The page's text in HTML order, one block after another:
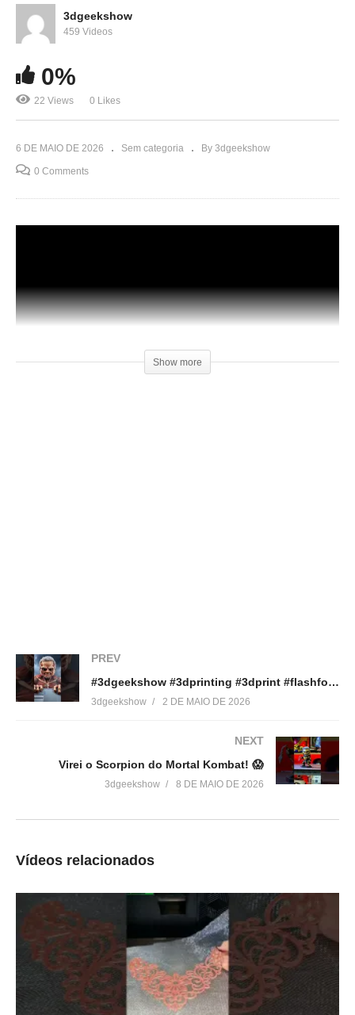
3dgeekshow
459 Videos
0%
22 Views 0 Likes
6 DE MAIO DE 2026 Sem categoria By 3dgeekshow
0 Comments
– Boa Impressão 3D
30 de setembro de 2017
Em "Reviews"
Show more
PREV
#3dgeekshow #3dprinting #3dprint #flashforge #impressão3d #maker #attackontitan
3dgeekshow 2 DE MAIO DE 2026
NEXT
Virei o Scorpion do Mortal Kombat! 😱
3dgeekshow 8 DE MAIO DE 2026
Vídeos relacionados